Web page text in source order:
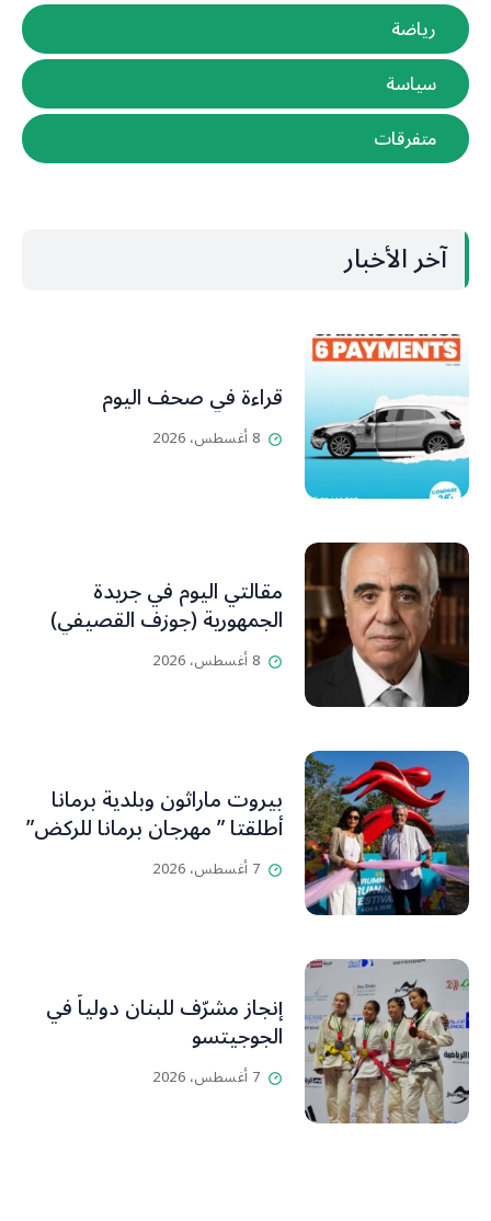
رياضة
سياسة
متفرقات
آخر الأخبار
قراءة في صحف اليوم
8 أغسطس، 2026
مقالتي اليوم في جريدة
الجمهورية (جوزف القصيفي)
8 أغسطس، 2026
بيروت ماراثون وبلدية برمانا
أطلقتا ” مهرجان برمانا للركض”
7 أغسطس، 2026
إنجاز مشرّف للبنان دولياً في
الجوجيتسو
7 أغسطس، 2026